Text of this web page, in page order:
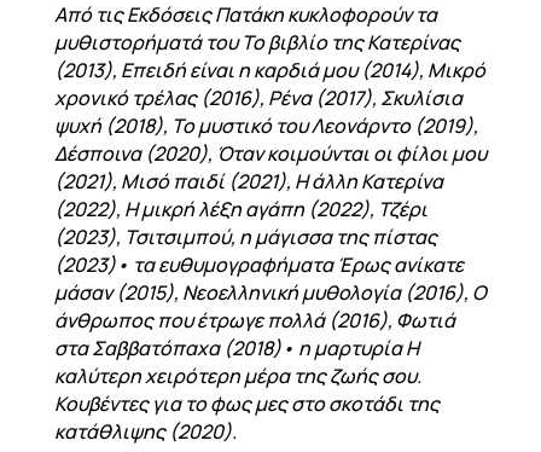
Από τις Εκδόσεις Πατάκη κυκλοφορούν τα
μυθιστορήματά του Το βιβλίο της Κατερίνας
(2013), Επειδή είναι η καρδιά μου (2014), Μικρό
χρονικό τρέλας (2016), Ρένα (2017), Σκυλίσια
ψυχή (2018), Το μυστικό του Λεονάρντο (2019),
Δέσποινα (2020), Όταν κοιμούνται οι φίλοι μου
(2021), Μισό παιδί (2021), Η άλλη Κατερίνα
(2022), Η μικρή λέξη αγάπη (2022), Τζέρι
(2023), Τσιτσιμπού, η μάγισσα της πίστας
(2023)• τα ευθυμογραφήματα Έρως ανίκατε
μάσαν (2015), Νεοελληνική μυθολογία (2016), Ο
άνθρωπος που έτρωγε πολλά (2016), Φωτιά
στα Σαββατόπαχα (2018)• η μαρτυρία Η
καλύτερη χειρότερη μέρα της ζωής σου.
Κουβέντες για το φως μες στο σκοτάδι της
κατάθλιψης (2020).